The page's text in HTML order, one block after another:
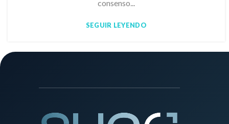
consenso...
SEGUIR LEYENDO